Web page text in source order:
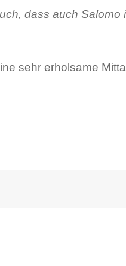
dass auch Salomo
sehr erholsame